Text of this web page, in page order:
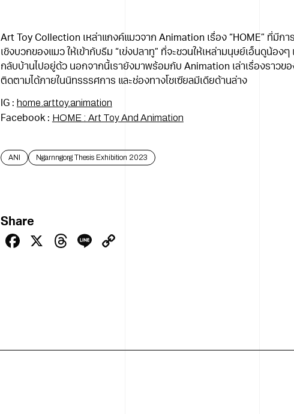
Art Toy Collection เหล่าแกงค์แมวจาก Animation เรื่อง “HOME” ที่มีก
เชิงบวกของแมว ให้เข้ากับธีม “เข่งปลาทู” ที่จะชวนให้เหล่ามนุษย์เอ็นดูน้อง
กลับบ้านไปอยู่ด้ว นอกจากนี้เรายังมาพร้อมกับ Animation เล่าเรื่องราวข
ติดตามได้ภายในนิทรรรศการ และช่องทางโชเซียลมีเดียด้านล่าง
IG : home.arttoy.animation
Facebook : HOME : Art Toy And Animation
ANI Ngarnngorg Thesis Exhibition 2023
Share
Facebook
X Threads
Line